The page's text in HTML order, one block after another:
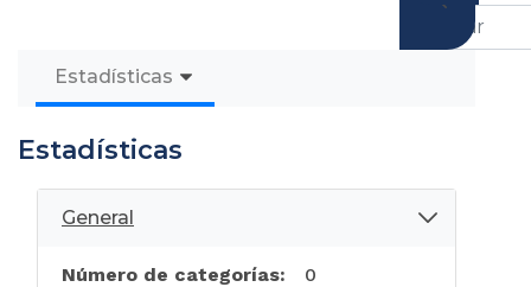
Estadísticas
Estadísticas
General
Número de categorías:
0